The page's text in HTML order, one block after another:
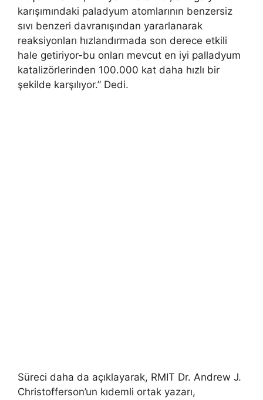
karışımındaki paladyum atomlarının benzersiz
sıvı benzeri davranışından yararlanarak
reaksiyonları hızlandırmada son derece etkili
hale getiriyor-bu onları mevcut en iyi palladyum
katalizörlerinden 100.000 kat daha hızlı bir
şekilde karşılıyor.” Dedi.
Süreci daha da açıklayarak, RMIT Dr. Andrew J.
Christofferson’un kıdemli ortak yazarı,